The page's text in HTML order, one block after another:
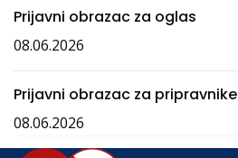
Prijavni obrazac za oglas
08.06.2026
Prijavni obrazac za pripravnike
08.06.2026